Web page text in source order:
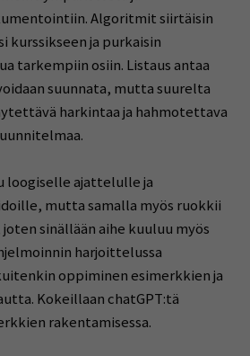
Algoritmit siirtäisin
kurssikseen ja purkaisin
tarkempiin osiin. Listaus antaa
suunnata, mutta suurelta
harkintaa ja hahmotettava
loogiselle ajattelulle ja
mutta samalla myös ruokkii
sinällään aihe kuuluu myös
harjoittelussa
oppiminen esimerkkien ja
Kokeillaan chatGPT:tä
rakentamisessa.